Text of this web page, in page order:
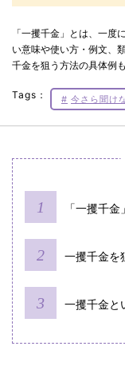
「一攫千金」とは、一度
い意味や使い方・例文、
千金を狙う方法の具体例
Tags： 今さら聞け
「一攫千
一攫千金を
一攫千金と